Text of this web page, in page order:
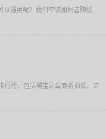
以通用呢？我们应该如何选购纸
行榜，包括得宝高端商务抽纸、洁